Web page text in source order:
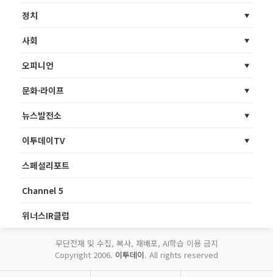
정치
사회
오피니언
문화·라이프
뉴스발전소
이투데이TV
스페셜리포트
Channel 5
위너스IR클럽
무단전재 및 수집, 복사, 재배포, AI학습 이용 금지
Copyright 2006. 이투데이. All rights reserved